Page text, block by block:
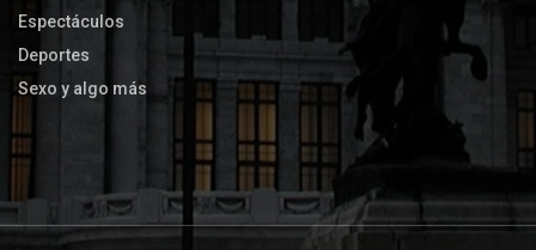
Espectáculos
Deportes
Sexo y algo más